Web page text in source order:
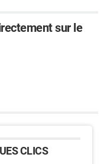
sur le
CLICS